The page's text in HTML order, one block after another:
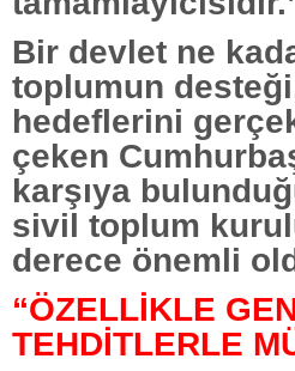
Bir devlet ne
toplumun
hedeflerini
çeken
karşıya
sivil toplum
derece önemli
“ÖZELLİKLE
TEHDİTLERLE